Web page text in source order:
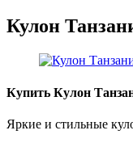
Кулон
Купить Кулон
Яркие и стильные